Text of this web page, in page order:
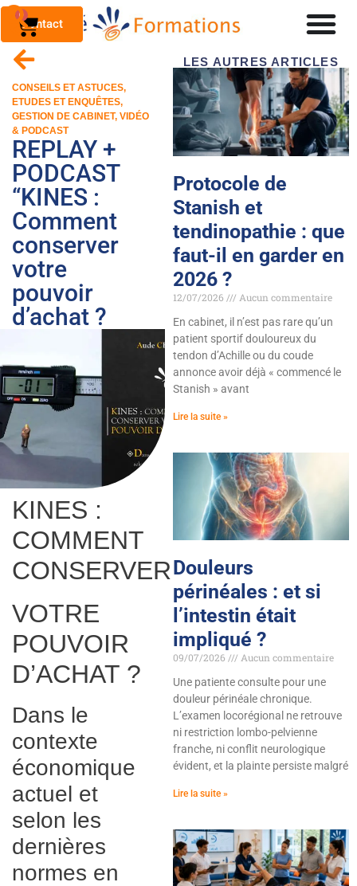
Contact
0
CONSEILS ET ASTUCES,
ETUDES ET ENQUÊTES,
GESTION DE CABINET, VIDÉO
& PODCAST
REPLAY +
PODCAST
“KINES :
Comment
conserver
votre
pouvoir
d’achat ?
KINES :
COMMENT
CONSERVER
VOTRE
POUVOIR
D’ACHAT ?
Dans le
contexte
économique
actuel et
selon les
dernières
normes en
LES AUTRES ARTICLES
Protocole de
Stanish et
tendinopathie : que
faut-il en garder en
2026 ?
12/07/2026
Aucun commentaire
En cabinet, il n’est pas rare qu’un
patient sportif douloureux du
tendon d’Achille ou du coude
annonce avoir déjà « commencé le
Stanish » avant
Lire la suite »
Douleurs
périnéales : et si
l’intestin était
impliqué ?
09/07/2026
Aucun commentaire
Une patiente consulte pour une
douleur périnéale chronique.
L’examen locorégional ne retrouve
ni restriction lombo-pelvienne
franche, ni conflit neurologique
évident, et la plainte persiste malgré
Lire la suite »